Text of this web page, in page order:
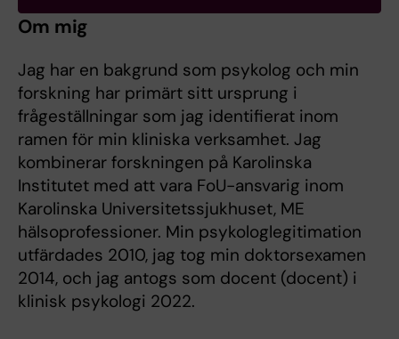
Om mig
Jag har en bakgrund som psykolog och min
forskning har primärt sitt ursprung i
frågeställningar som jag identifierat inom
ramen för min kliniska verksamhet. Jag
kombinerar forskningen på Karolinska
Institutet med att vara FoU-ansvarig inom
Karolinska Universitetssjukhuset, ME
hälsoprofessioner. Min psykologlegitimation
utfärdades 2010, jag tog min doktorsexamen
2014, och jag antogs som docent (docent) i
klinisk psykologi 2022.